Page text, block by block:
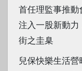
首任理監事推動
注入一股新動
街之圭臬
兒保快樂生活